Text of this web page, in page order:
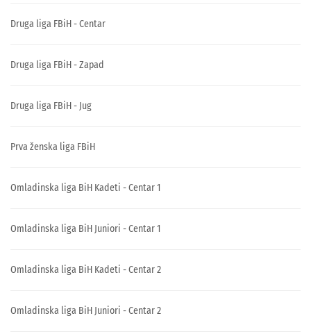
Druga liga FBiH - Centar
Druga liga FBiH - Zapad
Druga liga FBiH - Jug
Prva ženska liga FBiH
Omladinska liga BiH Kadeti - Centar 1
Omladinska liga BiH Juniori - Centar 1
Omladinska liga BiH Kadeti - Centar 2
Omladinska liga BiH Juniori - Centar 2